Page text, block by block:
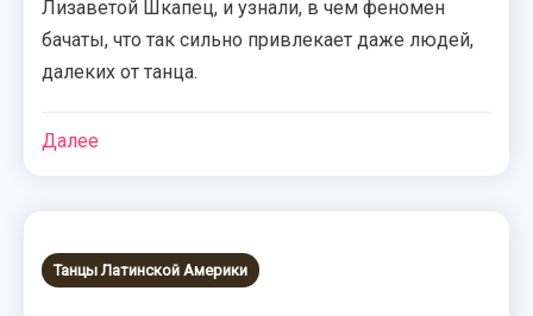
Лизаветой Шкапец, и узнали, в чем феномен
бачаты, что так сильно привлекает даже людей,
далеких от танца.
Далее
Танцы Латинской Америки